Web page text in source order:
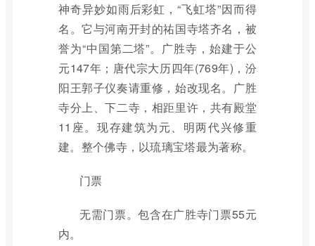
神奇异妙如雨后彩虹，“飞虹塔”因而得
名。它与河南开封的祐国寺塔齐名，被
誉为“中国第二塔”。广胜寺，始建于公
元147年；唐代宗大历四年(769年)，汾
阳王郭子仪奏请重修，始改现名。广胜
寺分上、下二寺，相距里许，共有殿堂
11座。现存建筑为元、明两代兴修重
建。整个佛寺，以琉璃宝塔最为著称。
门票
无需门票。包含在广胜寺门票55元
内。